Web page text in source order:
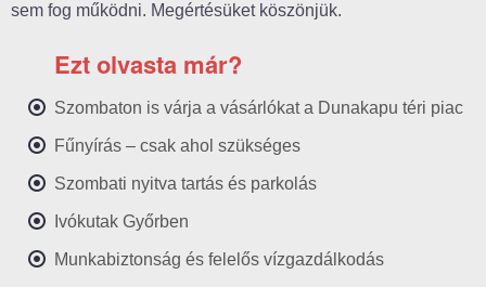
sem fog működni. Megértésüket köszönjük.
Ezt olvasta már?
Szombaton is várja a vásárlókat a Dunakapu téri piac
Fűnyírás – csak ahol szükséges
Szombati nyitva tartás és parkolás
Ivókutak Győrben
Munkabiztonság és felelős vízgazdálkodás